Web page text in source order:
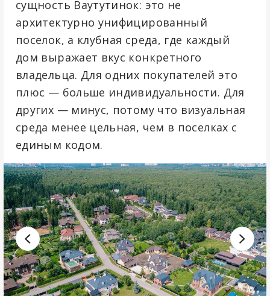
сущность Ваутутинок: это не
архитектурно унифицированный
поселок, а клубная среда, где каждый
дом выражает вкус конкретного
владельца. Для одних покупателей это
плюс — больше индивидуальности. Для
других — минус, потому что визуальная
среда менее цельная, чем в поселках с
единым кодом.